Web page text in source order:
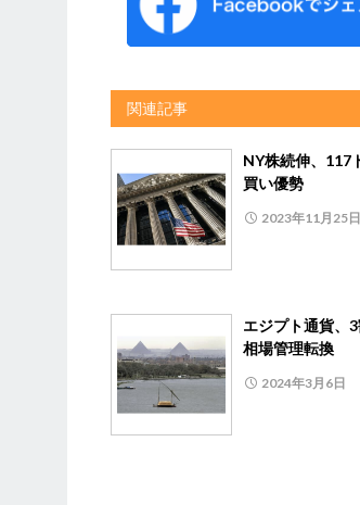
関連記事
NY株続伸、117
買い優勢
2023年11月25日
エジプト通貨、3
相場管理転換
2024年3月6日